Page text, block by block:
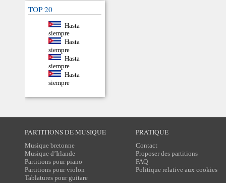
TOP 20
Hasta
siempre
Hasta
siempre
Hasta
siempre
Hasta
siempre
PARTITIONS DE MUSIQUE
Musique bretonne
Musique d’Irlande
Partitions pour piano
Partitions pour violon
Tablatures pour guitare
PRATIQUE
Contact
Proposer des partitions
FAQ
Politique relative aux cookies